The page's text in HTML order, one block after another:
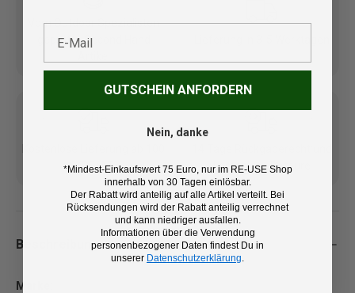
Vom Outdoor Spezialisten
geprüfte Second Hand
€ (DE/AT)
kostenlose Retoure
Beschreibung
Marke:
GUTSCHEIN ANFORDERN
Nein, danke
*Mindest-Einkaufswert 75 Euro, nur im RE-USE Shop
innerhalb von 30 Tagen einlösbar.
Der Rabatt wird anteilig auf alle Artikel verteilt. Bei
Rücksendungen wird der Rabatt anteilig verrechnet
und kann niedriger ausfallen.
Informationen über die Verwendung
personenbezogener Daten findest Du in
unserer Datenschutzerklärung.